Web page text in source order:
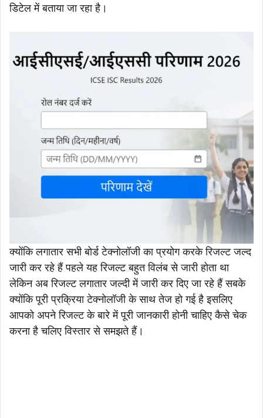
डिटेल में बताया जा रहा है।
क्योंकि लगातार सभी बोर्ड टेक्नोलॉजी का प्रयोग करके रिजल्ट जल्द
जारी कर रहे हैं पहले यह रिजल्ट बहुत विलंब से जारी होता था
लेकिन अब रिजल्ट लगातार जल्दी में जारी कर दिए जा रहे हैं सबके
क्योंकि पूरी प्रक्रिया टेक्नोलॉजी के साथ तेज हो गई है इसलिए
आपको अपने रिजल्ट के बारे में पूरी जानकारी होनी चाहिए कैसे चेक
करना है चलिए विस्तार से समझते हैं।